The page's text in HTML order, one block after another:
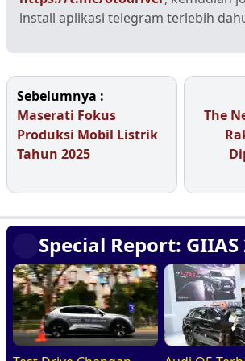
install aplikasi telegram terlebih
Sebelumnya :
Maserati Fokus
Produksi Mobil Listrik
Tahun 2025
The
Special Report: GIIAS